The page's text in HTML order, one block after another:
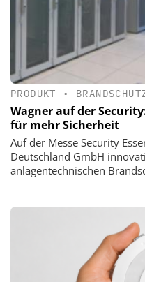
PRODUKT •
Wagner auf der
für mehr Sicherheit
Auf der Messe Security
Deutschland GmbH
anlagentechnischen